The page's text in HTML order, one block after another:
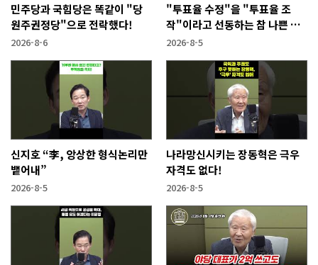
민주당과 국힘당은 똑같이 "당
원주권정당"으로 전락했다!
2026-8-6
"투표율 수정"을 "투표율 조
작"이라고 선동하는 참 나쁜 사
람들!
2026-8-5
신지호 “李, 앙상한 형식논리만
뱉어내”
2026-8-5
나라망신시키는 장동혁은 극우
자격도 없다!
2026-8-5